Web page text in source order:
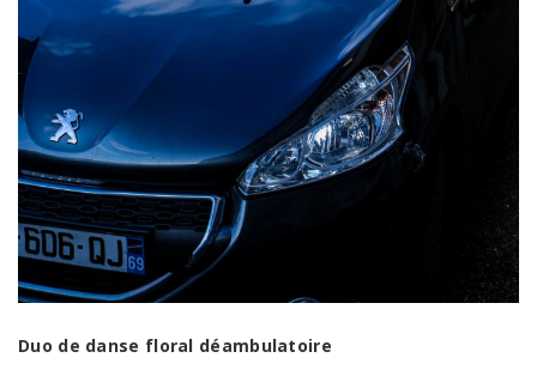
Duo de danse floral déambulatoire